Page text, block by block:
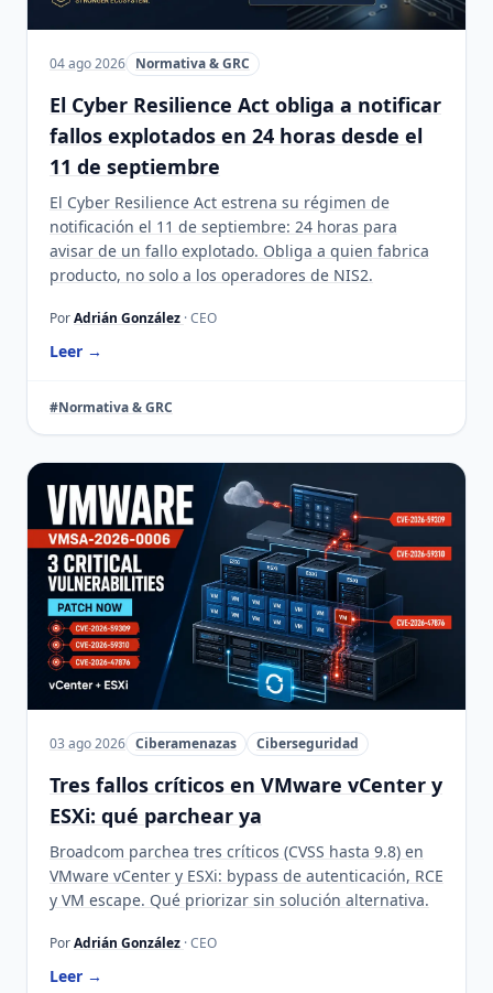
04 ago 2026 Normativa & GRC
El Cyber Resilience Act obliga a notificar
fallos explotados en 24 horas desde el
11 de septiembre
El Cyber Resilience Act estrena su régimen de
notificación el 11 de septiembre: 24 horas para
avisar de un fallo explotado. Obliga a quien fabrica
producto, no solo a los operadores de NIS2.
PorAdrián González · CEO
Leer →
#Normativa & GRC
03 ago 2026 Ciberamenazas Ciberseguridad
Tres fallos críticos en VMware vCenter y
ESXi: qué parchear ya
Broadcom parchea tres críticos (CVSS hasta 9.8) en
VMware vCenter y ESXi: bypass de autenticación, RCE
y VM escape. Qué priorizar sin solución alternativa.
PorAdrián González · CEO
Leer →